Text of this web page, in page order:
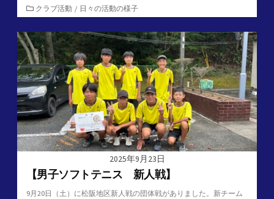
カ
テ
ゴ
リ
ー
クラブ活動 / 日々の活動の様子
2025年9月23日
【男子ソフトテニス 新人戦】
9月20日（土）に松阪地区新人戦の団体戦がありました。新チーム